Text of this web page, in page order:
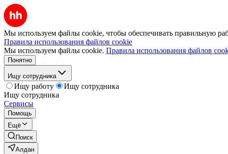
Мы используем файлы cookie, чтобы обеспечивать правильную
Правила использования файлов cookie
Мы используем файлы cookie. Правила использования файлов
Понятно
Ищу сотрудника
Ищу работу
Ищу сотрудника
Ищу сотрудника
Сервисы
Помощь
Ещё
Поиск
Алдан